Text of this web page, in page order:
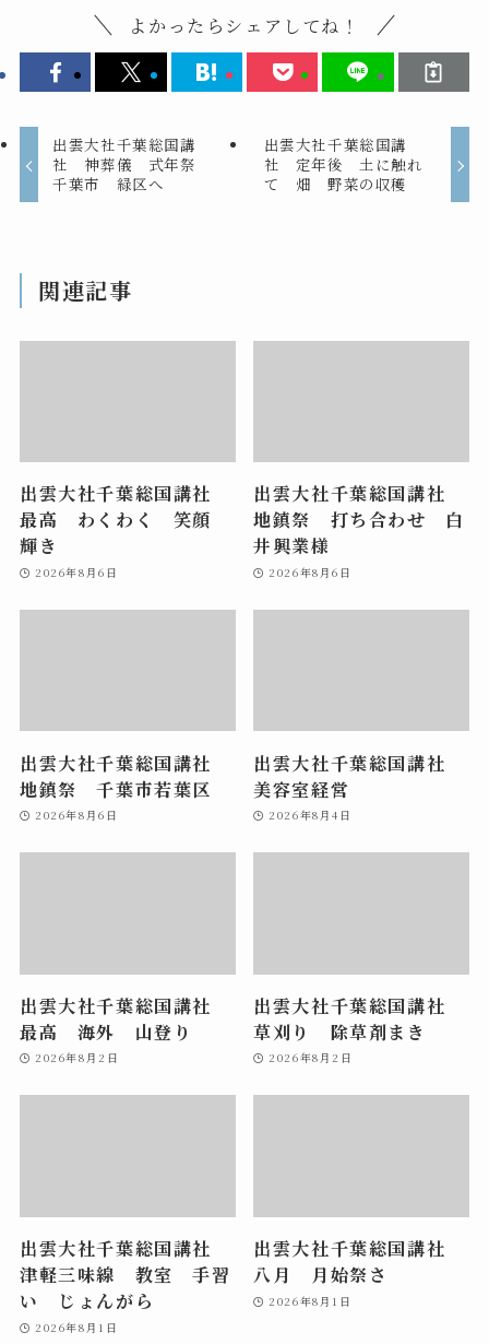
よかったらシェアしてね！
出雲大社千葉総国講
社 神葬儀 式年祭
千葉市 緑区へ
出雲大社千葉総国講
社 定年後 土に触れ
て 畑 野菜の収穫
関連記事
出雲大社千葉総国講社
最高 わくわく 笑顔
輝き
2026年8月6日
出雲大社千葉総国講社
地鎮祭 打ち合わせ 白
井興業様
2026年8月6日
出雲大社千葉総国講社
地鎮祭 千葉市若葉区
2026年8月6日
出雲大社千葉総国講社
美容室経営
2026年8月4日
出雲大社千葉総国講社
最高 海外 山登り
2026年8月2日
出雲大社千葉総国講社
草刈り 除草剤まき
2026年8月2日
出雲大社千葉総国講社
津軽三味線 教室 手習
い じょんがら
2026年8月1日
出雲大社千葉総国講社
八月 月始祭さ
2026年8月1日